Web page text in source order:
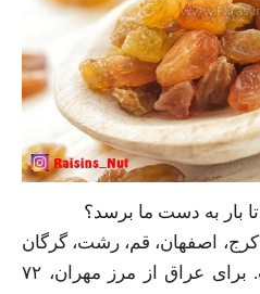
اصفهان، قم، رشت، گرگان
و مشهد، حداکثر ۴۸ ساعت. برای عراق از مرز مهران، ۷۲